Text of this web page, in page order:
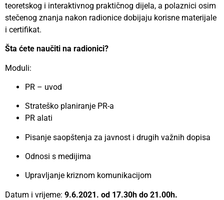
teoretskog i interaktivnog praktičnog dijela, a polaznici osim
stečenog znanja nakon radionice dobijaju korisne materijale
i certifikat.
Šta ćete naučiti na radionici?
Moduli:
PR – uvod
Strateško planiranje PR-a
PR alati
Pisanje saopštenja za javnost i drugih važnih dopisa
Odnosi s medijima
Upravljanje kriznom komunikacijom
Datum i vrijeme: 9.6.2021. od 17.30h do 21.00h.